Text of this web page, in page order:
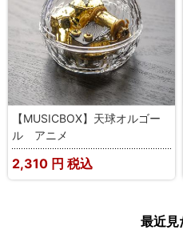
【MUSICBOX】天球オルゴー
ル アニメ
2,310 円 税込
最近見